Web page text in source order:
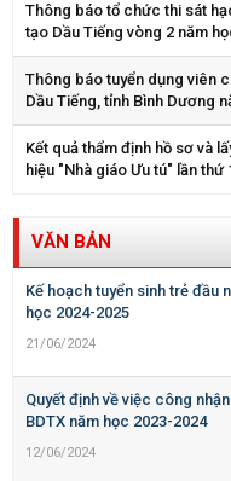
Thông báo tổ chức thi sát
tạo Dầu Tiếng vòng 2 năm
Thông báo tuyển dụng viên
Dầu Tiếng, tỉnh Bình Dương
Kết quả thẩm định hồ sơ và
hiệu "Nhà giáo Ưu tú" lần thứ
VĂN BẢN
Kế hoạch tuyển sinh trẻ đầu
học 2024-2025
21/06/2024
Quyết định về việc công
BDTX năm học 2023-2024
12/06/2024